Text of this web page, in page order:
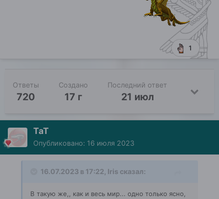
1
Ответы
720
Создано
17 г
Последний ответ
21 июл
ТаТ
Опубликовано: 16 июля 2023
16.07.2023 в 17:22, Iris сказал:
В такую же,, как и весь мир... одно только ясно,